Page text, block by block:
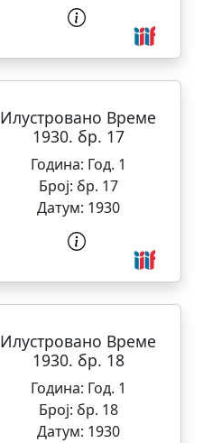
Илустровано Време
1930. бр. 17
Година: Год. 1
Број: бр. 17
Датум: 1930
Илустровано Време
1930. бр. 18
Година: Год. 1
Број: бр. 18
Датум: 1930